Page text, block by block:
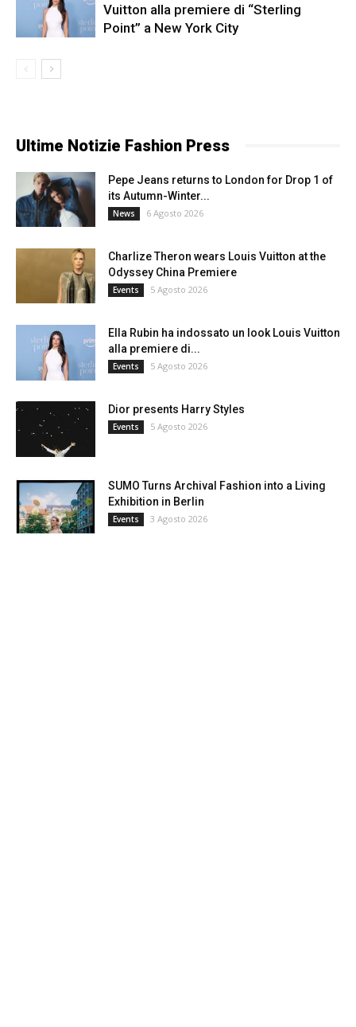
Vuitton alla premiere di “Sterling
Point” a New York City
Ultime Notizie Fashion Press
Pepe Jeans returns to London for Drop 1 of
its Autumn-Winter...
News 6 Agosto 2026
Charlize Theron wears Louis Vuitton at the
Odyssey China Premiere
Events 5 Agosto 2026
Ella Rubin ha indossato un look Louis Vuitton
alla premiere di...
Events 5 Agosto 2026
Dior presents Harry Styles
Events 5 Agosto 2026
SUMO Turns Archival Fashion into a Living
Exhibition in Berlin
Events 3 Agosto 2026